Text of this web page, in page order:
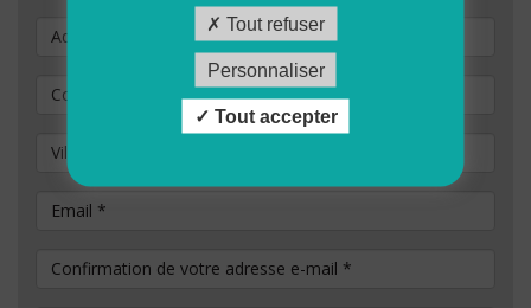
Adresse
Code Postal
Ville / commune
Email*
Confirmation de votre adresse e-mail
Tout refuser
Personnaliser
Tout accepter